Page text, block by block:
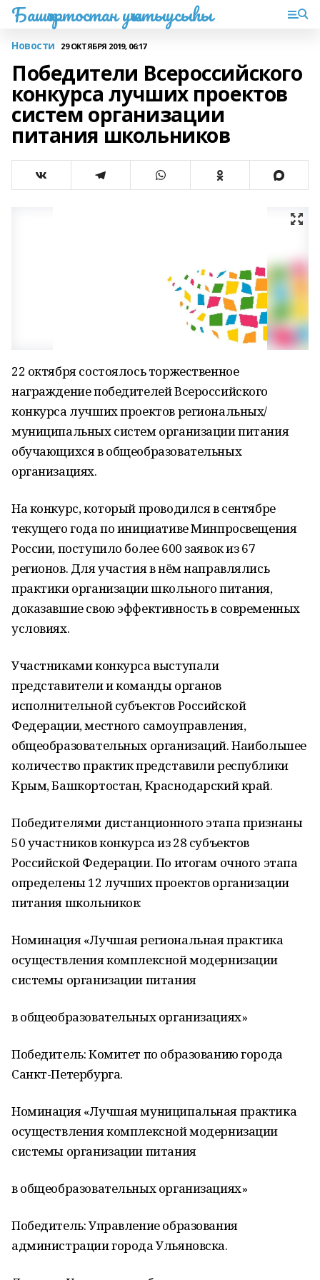
Башҡортостан уҡытыусыһы
Новости 29 ОКТЯБРЯ 2019, 06:17
Победители Всероссийского
конкурса лучших проектов
систем организации
питания школьников
22 октября состоялось торжественное
награждение победителей Всероссийского
конкурса лучших проектов региональных/
муниципальных систем организации питания
обучающихся в общеобразовательных
организациях.
На конкурс, который проводился в сентябре
текущего года по инициативе Минпросвещения
России, поступило более 600 заявок из 67
регионов. Для участия в нём направлялись
практики организации школьного питания,
доказавшие свою эффективность в современных
условиях.
Участниками конкурса выступали
представители и команды органов
исполнительной субъектов Российской
Федерации, местного самоуправления,
общеобразовательных организаций. Наибольшее
количество практик представили республики
Крым, Башкортостан, Краснодарский край.
Победителями дистанционного этапа признаны
50 участников конкурса из 28 субъектов
Российской Федерации. По итогам очного этапа
определены 12 лучших проектов организации
питания школьников:
Номинация «Лучшая региональная практика
осуществления комплексной модернизации
системы организации питания
в общеобразовательных организациях»
Победитель: Комитет по образованию города
Санкт-Петербурга.
Номинация «Лучшая муниципальная практика
осуществления комплексной модернизации
системы организации питания
в общеобразовательных организациях»
Победитель: Управление образования
администрации города Ульяновска.